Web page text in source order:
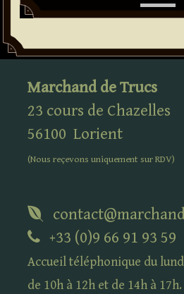
Marchand de Trucs
23 cours de Chazelles
56100 Lorient
(Nous reçevons uniquement surRDV)
+33 (0)9 66 91 93 59
Accueil téléphonique du
de 10h à 12h et de 14h à 17h.